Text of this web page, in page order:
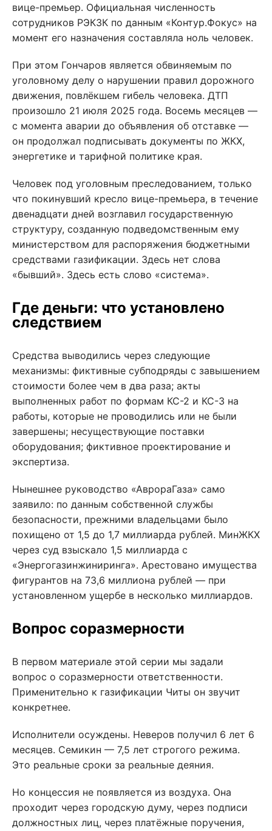
вице-премьер. Официальная численность
сотрудников РЭКЗК по данным «Контур.Фокус» на
момент его назначения составляла ноль человек.
При этом Гончаров является обвиняемым по
уголовному делу о нарушении правил дорожного
движения, повлёкшем гибель человека. ДТП
произошло 21 июля 2025 года. Восемь месяцев —
с момента аварии до объявления об отставке —
он продолжал подписывать документы по ЖКХ,
энергетике и тарифной политике края.
Человек под уголовным преследованием, только
что покинувший кресло вице-премьера, в течение
двенадцати дней возглавил государственную
структуру, созданную подведомственным ему
министерством для распоряжения бюджетными
средствами газификации. Здесь нет слова
«бывший». Здесь есть слово «система».
Где деньги: что установлено
следствием
Средства выводились через следующие
механизмы: фиктивные субподряды с завышением
стоимости более чем в два раза; акты
выполненных работ по формам КС-2 и КС-3 на
работы, которые не проводились или не были
завершены; несуществующие поставки
оборудования; фиктивное проектирование и
экспертиза.
Нынешнее руководство «АврораГаза» само
заявило: по данным собственной службы
безопасности, прежними владельцами было
похищено от 1,5 до 1,7 миллиарда рублей. МинЖКХ
через суд взыскало 1,5 миллиарда с
«Энергогазинжиниринга». Арестовано имущества
фигурантов на 73,6 миллиона рублей — при
установленном ущербе в несколько миллиардов.
Вопрос соразмерности
В первом материале этой серии мы задали
вопрос о соразмерности ответственности.
Применительно к газификации Читы он звучит
конкретнее.
Исполнители осуждены. Неверов получил 6 лет 6
месяцев. Семикин — 7,5 лет строгого режима.
Это реальные сроки за реальные деяния.
Но концессия не появляется из воздуха. Она
проходит через городскую думу, через подписи
должностных лиц, через платёжные поручения,